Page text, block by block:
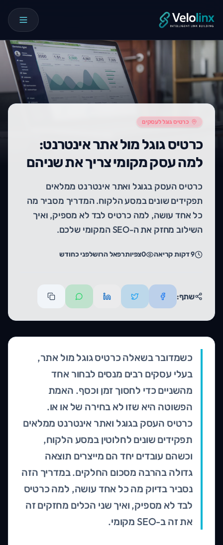
כרטיס גוגל לעסקים
כרטיס גוגל מול אתר אינטרנט:
למה עסק מקומי צריך את שניהם
כרטיס העסק בגוגל ואתר אינטרנט ממלאים
תפקידים שונים במסע הלקוח. המדריך מסביר מה
כל אחד עושה, למה כרטיס לבד לא מספיק, ואיך
השילוב מחזק את ה-SEO המקומי שלכם.
9דקות קריאה 0צפיותרפאל הרושלפני כחודש
שתף:
כשמדובר בשאלה כרטיס גוגל מול אתר,
בעלי עסקים רבים מנסים לבחור אחד
מהשניים כדי לחסוך זמן וכסף. האמת
הפשוטה היא שזו לא בחירה של או או.
כרטיס העסק בגוגל ואתר אינטרנט ממלאים
תפקידים שונים לחלוטין במסע הלקוח,
וכשהם עובדים יחד הם מייצרים תוצאה
גדולה בהרבה מסכום החלקים. במדריך הזה
נסביר בדיוק מה כל אחד עושה, למה כרטיס
לבד לא מספיק, ואיך שני הכלים מחזקים זה
את זה ב-SEO מקומי.